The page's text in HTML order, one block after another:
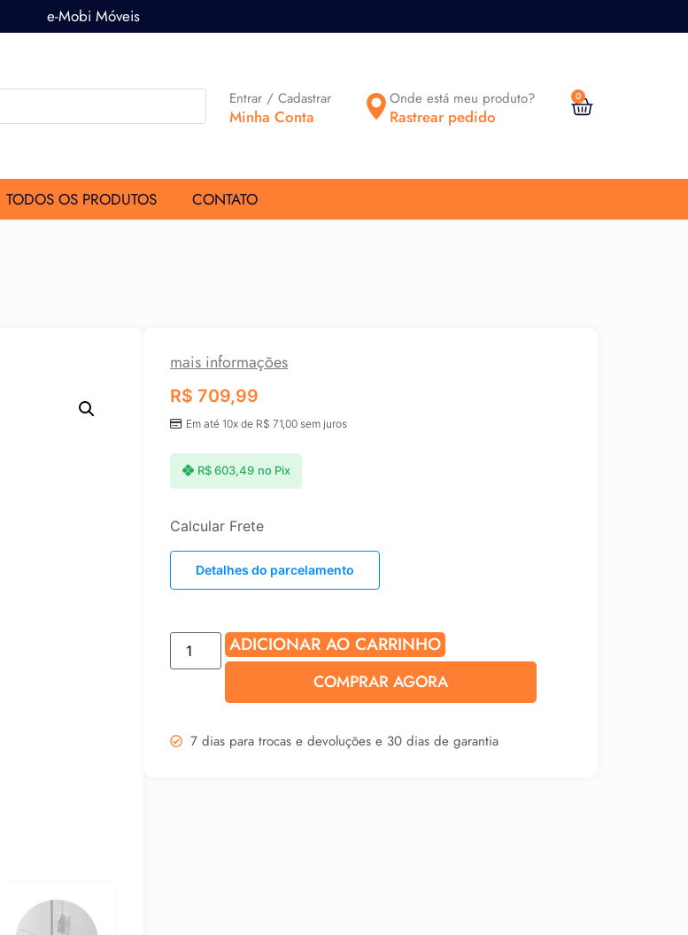
e-Mobi Móveis
Entrar / Cadastrar
Minha Conta
Onde está meu produto?
Rastrear pedido
0
TODOS OS PRODUTOS CONTATO
mais informações
R$ 709,99
Em até 10x de R$ 71,00 sem juros
R$603,49 no Pix
Calcular Frete
Detalhes do parcelamento
ADICIONAR AO CARRINHO
COMPRAR AGORA
7 dias para trocas e devoluções e 30 dias de garantia